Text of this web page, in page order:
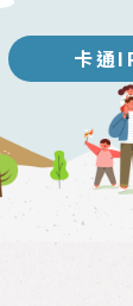
卡通